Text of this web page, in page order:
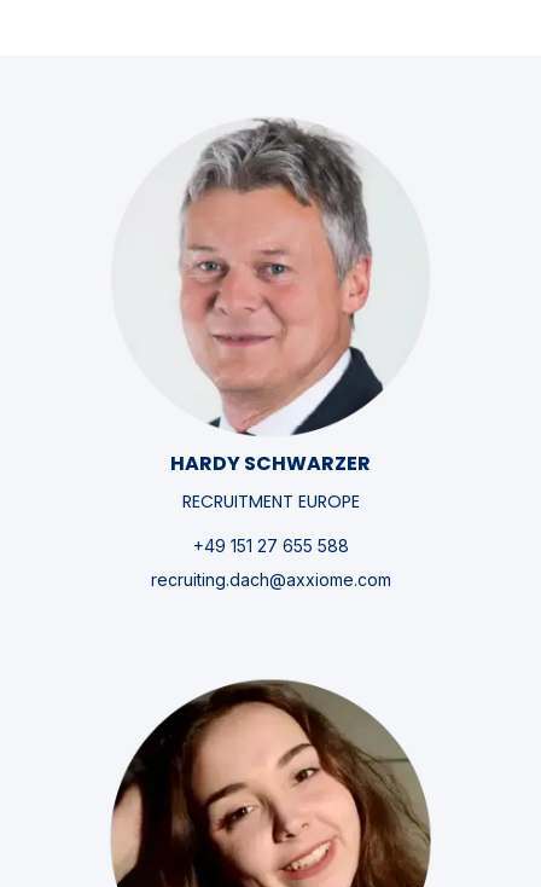
HARDY SCHWARZER
RECRUITMENT EUROPE
+49 151 27 655 588
recruiting.dach@axxiome.com